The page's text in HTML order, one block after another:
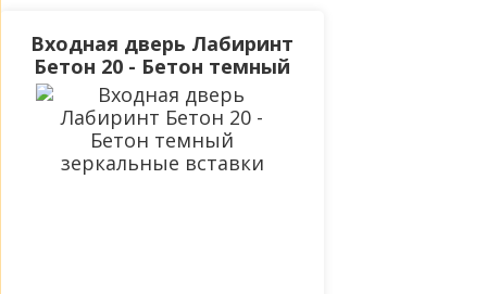
Входная дверь Лабиринт
Бетон 20 - Бетон темный
зеркальные вставки